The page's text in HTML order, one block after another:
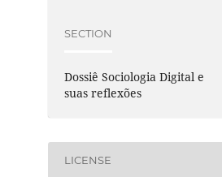
SECTION
Dossiê Sociologia Digital e
suas reflexões
LICENSE